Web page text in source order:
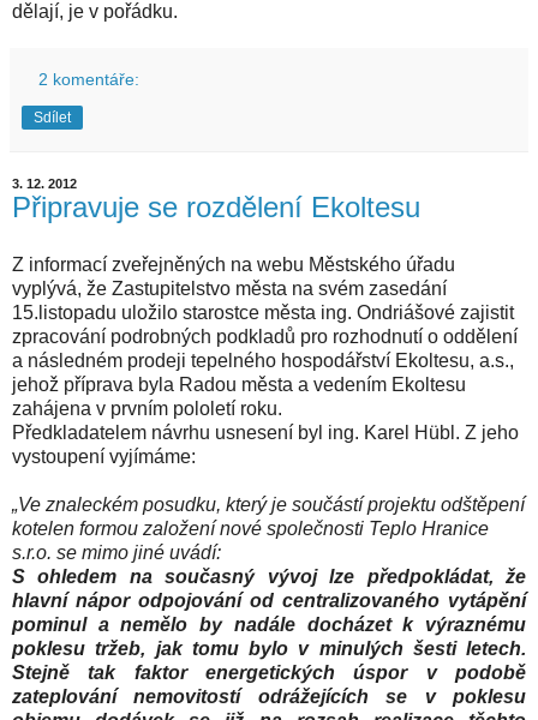
dělají, je v pořádku.
2 komentáře:
Sdílet
3. 12. 2012
Připravuje se rozdělení Ekoltesu
Z informací zveřejněných na webu Městského úřadu
vyplývá, že Zastupitelstvo města na svém zasedání
15.listopadu uložilo starostce města ing. Ondriášové zajistit
zpracování podrobných podkladů pro rozhodnutí o oddělení
a následném prodeji tepelného hospodářství Ekoltesu, a.s.,
jehož příprava byla Radou města a vedením Ekoltesu
zahájena v prvním pololetí roku.
Předkladatelem návrhu usnesení byl ing. Karel Hübl. Z jeho
vystoupení vyjímáme:
„Ve znaleckém posudku, který je součástí projektu odštěpení
kotelen formou založení nové společnosti Teplo Hranice
s.r.o. se mimo jiné uvádí:
S ohledem na současný vývoj lze předpokládat, že
hlavní nápor odpojování od centralizovaného vytápění
pominul a nemělo by nadále docházet k výraznému
poklesu tržeb, jak tomu bylo v minulých šesti letech.
Stejně tak faktor energetických úspor v podobě
zateplování nemovitostí odrážejících se v poklesu